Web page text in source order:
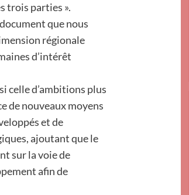
trois parties ».
que nous
régionale
d’intérêt
celle d’ambitions plus
de nouveaux moyens
et de
ajoutant que le
sur la voie de
afin de